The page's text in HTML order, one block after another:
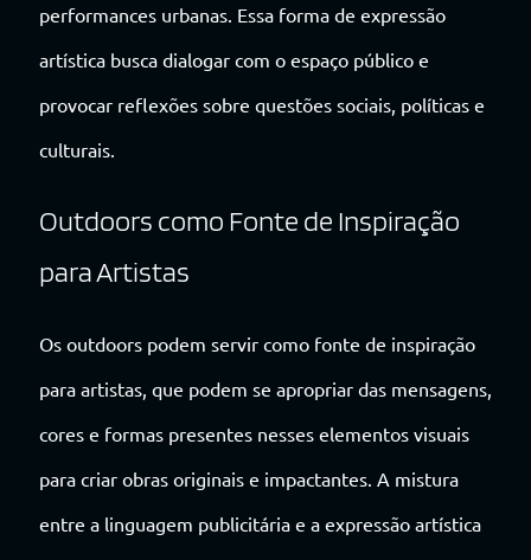
performances urbanas. Essa forma de expressão
artística busca dialogar com o espaço público e
provocar reflexões sobre questões sociais, políticas e
culturais.
Outdoors como Fonte de Inspiração
para Artistas
Os outdoors podem servir como fonte de inspiração
para artistas, que podem se apropriar das mensagens,
cores e formas presentes nesses elementos visuais
para criar obras originais e impactantes. A mistura
entre a linguagem publicitária e a expressão artística